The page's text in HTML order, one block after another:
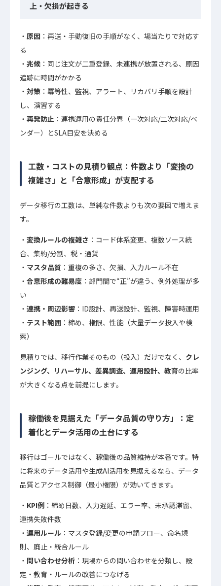
上・欠損が起きる
原因 ：再送・手動復旧の手順がなく、場当たりで対応す
る
兆候 ：同じ注文が二重登録、未連携が放置される、原因
追跡に時間がかかる
対策 ：冪等性、監視、アラート、リカバリ手順を設計
し、演習する
再発防止 ：連携運用の責任分界（一次対応/二次対応/ベ
ンダー）とSLA目安を決める
工数・コストの見積り観点：件数より「変換の
複雑さ」と「合意形成」が支配する
データ移行の工数は、単純な件数よりも次の要因で増えま
す。
変換ルールの複雑さ ：コード体系変更、複数ソース統
合、集約/分割、税・通貨
マスタ品質 ：重複の多さ、欠損、入力ルール不在
合意形成の難易度 ：部門間で“正”が違う、例外処理が多
い
連携・周辺影響 ：ID設計、再送設計、監視、障害時運用
テスト範囲 ：締め、権限、性能（大量データ投入や検
索）
見積りでは、移行作業そのもの（投入）だけでなく、 クレ
ンジング、リハーサル、差異調査、運用設計、教育の比率
が大きくなる点を前提にします。
稼働後を見据えた「データ品質の守り方」：定
着化とデータ活用の土台にする
移行はゴールではなく、稼働後の品質維持が本番です。特
に将来のデータ活用や生成AI活用を見据えるなら、データ
品質とアクセス制御（最小権限）が効いてきます。
KPI例 ：締め日数、入力遅延、エラー率、未承認滞留、
連携失敗件数
運用ルール ：マスタ登録/変更の申請フロー、命名規
則、廃止・統合ルール
問い合わせ分析 ：現場からの問い合わせを分類し、設
定・教育・ルールの改善につなげる